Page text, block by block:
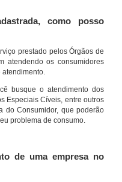
como posso
prestado pelos Órgãos de
atendendo os consumidores
atendimento.
busque o atendimento dos
Especiais Cíveis, entre outros
do Consumidor, que poderão
problema de consumo.
de uma empresa no